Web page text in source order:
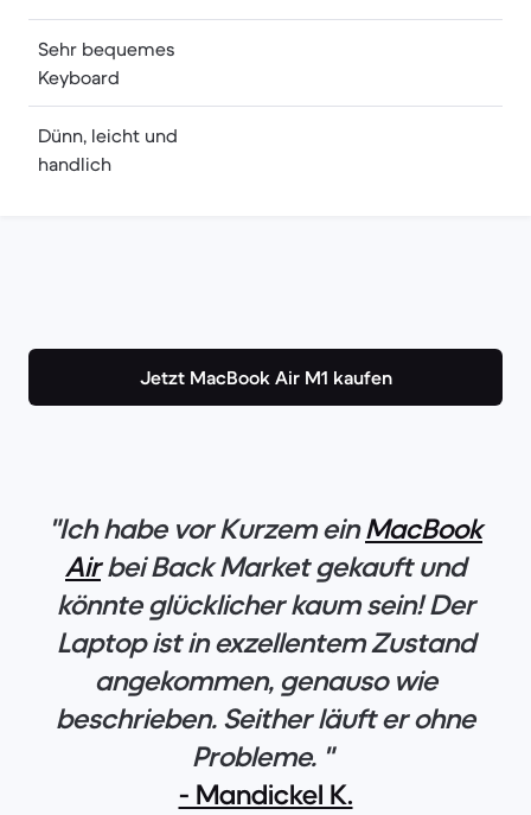
Sehr bequemes
Keyboard
Dünn, leicht und
handlich
Jetzt MacBook Air M1 kaufen
"Ich habe vor Kurzem einMacBook
Airbei Back Market gekauft und
könnte glücklicher kaum sein! Der
Laptop ist in exzellentem Zustand
angekommen, genauso wie
beschrieben. Seither läuft er ohne
Probleme. "
- Mandickel K.